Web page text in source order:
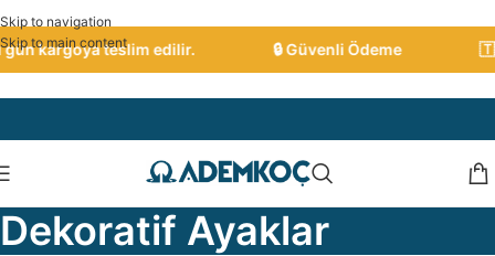
Skip to navigation
Skip to main content
kargoya teslim edilir. 🔒 Güvenli Ödeme 🇹🇷
Dekoratif Ayaklar